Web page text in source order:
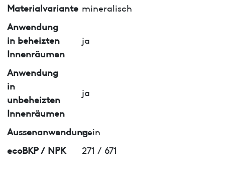
Materialvariante mineralisch
Anwendung
in beheizten
Innenräumen
ja
Anwendung
in
unbeheizten
Innenräumen
ja
Aussenanwendungnein
ecoBKP / NPK
271 / 671